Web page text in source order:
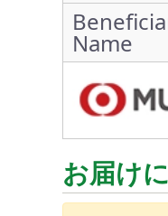
Name
お届け